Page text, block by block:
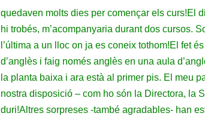
quedaven molts dies per començar els curs!El
hi trobés, m’acompanyaria durant dos cursos.
l’última a un lloc on ja es coneix tothom!El fet
d’anglès i faig només anglès en una aula
la planta baixa i ara està al primer pis. El meu
nostra disposició – com ho són la Directora, la
duri!Altres sorpreses -també agradables- han